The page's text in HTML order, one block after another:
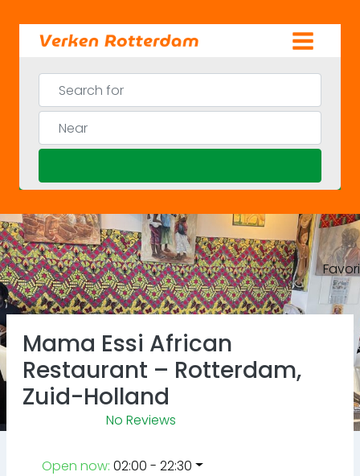
content
Search for
Near
Previous
Mama Essi African
Restaurant – Rotterdam,
Zuid-Holland
No Reviews
Open now: 02:00 - 22:30